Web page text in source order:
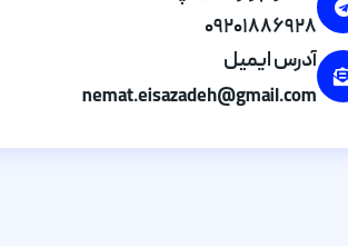
۰۹۲۰۱۸۸۶۹۲۸
آدرس ایمیل
nemat.eisazadeh@gmail.com